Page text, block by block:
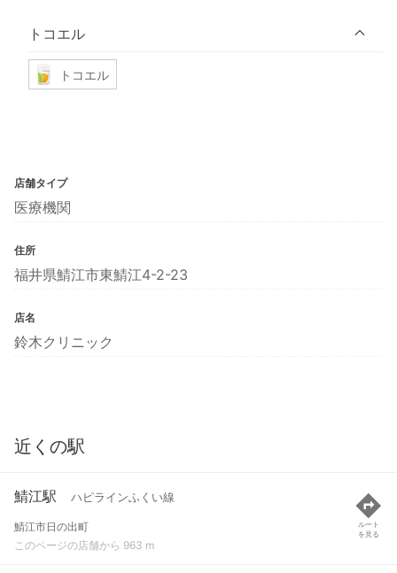
トコエル
トコエル
店舗タイプ
医療機関
住所
福井県鯖江市東鯖江4-2-23
店名
鈴木クリニック
近くの駅
鯖江駅 ハピラインふくい線
鯖江市日の出町
このページの店舗から 963 m
ルート
を見る